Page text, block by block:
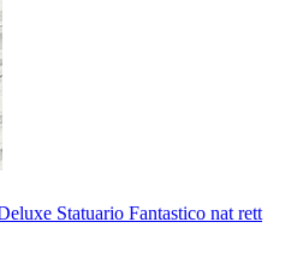
Statuario Fantastico nat rett